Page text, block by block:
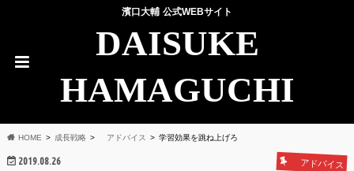
濱口大輔 公式WEBサイト
DAISUKE
HAMAGUCHI
HOME 成長戦略 アドバイス 学習効果を跳ね上げろ
2019.08.26 アドバイス